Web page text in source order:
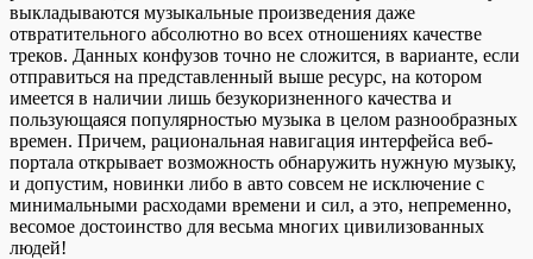
выкладываются музыкальные произведения даже
отвратительного абсолютно во всех отношениях качестве
треков. Данных конфузов точно не сложится, в варианте, если
отправиться на представленный выше ресурс, на котором
имеется в наличии лишь безукоризненного качества и
пользующаяся популярностью музыка в целом разнообразных
времен. Причем, рациональная навигация интерфейса веб-
портала открывает возможность обнаружить нужную музыку,
и допустим, новинки либо в авто совсем не исключение с
минимальными расходами времени и сил, а это, непременно,
весомое достоинство для весьма многих цивилизованных
людей!